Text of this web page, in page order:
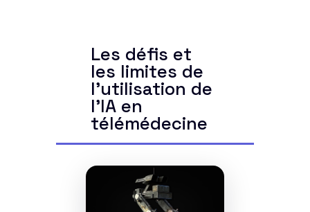
Les défis et
les limites de
l'utilisation de
l'IA en
télémédecine